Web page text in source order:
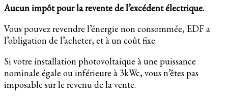
Aucun impôt pour la revente de l’excédent électrique.
Vous pouvez revendre l’énergie non consommée, EDF a
l’obligation de l’acheter, et à un coût fixe.
Si votre installation photovoltaique à une puissance
nominale égale ou inférieure à 3kWc, vous n’êtes pas
imposable sur le revenu de la vente.